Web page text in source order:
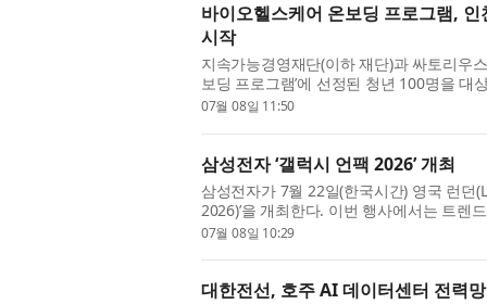
바이오헬스케어 온보딩 프로그램,
시작
지속가능경영재단(이하 재단)과 싸토리우
보딩 프로그램’에 선정된 청년 100명을
린지 과정(5월 22일~6월 20일)을 마치고,
07월 08일 11:50
삼성전자 ‘갤럭시 언팩 2026’ 개최
삼성전자가 7월 22일(한국시간) 영국 런던
2026)’을 개최한다. 이번 행사에서는 트렌
그동안 폴더블 카테고리를 정의해 온 갤럭
07월 08일 10:29
대한전선, 호주 AI 데이터센터 전력